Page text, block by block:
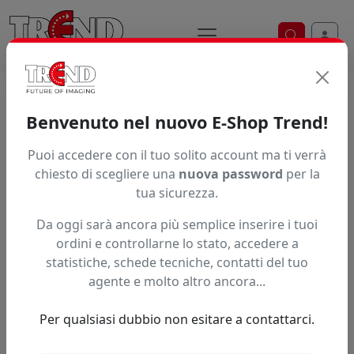
Ricerca
Trend S.r.l.
stampa digitale dal 1997
Benvenuto nel nuovo E-Shop Trend!
Puoi accedere con il tuo solito account ma ti verrà
chiesto di scegliere una nuova password per la
tua sicurezza.
Da oggi sarà ancora più semplice inserire i tuoi
ordini e controllarne lo stato, accedere a
statistiche, schede tecniche, contatti del tuo
agente e molto altro ancora...
Per qualsiasi dubbio non esitare a contattarci.